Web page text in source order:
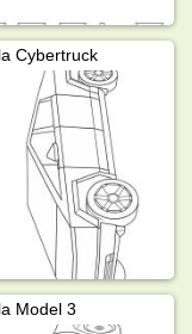
Cybertruck
Model 3